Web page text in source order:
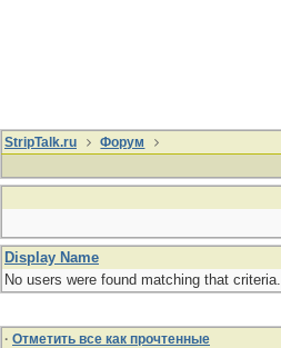
StripTalk.ru
Форум
Display Name
No users were found matching that criteria.
· Отметить все как прочтенные